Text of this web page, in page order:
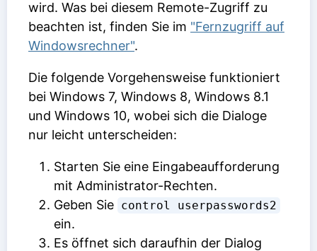
wird. Was bei diesem Remote-Zugriff zu
beachten ist, finden Sie im "Fernzugriff auf
Windowsrechner".
Die folgende Vorgehensweise funktioniert
bei Windows 7, Windows 8, Windows 8.1
und Windows 10, wobei sich die Dialoge
nur leicht unterscheiden:
Starten Sie eine Eingabeaufforderung
mit Administrator-Rechten.
Geben Sie control userpasswords2
ein.
Es öffnet sich daraufhin der Dialog